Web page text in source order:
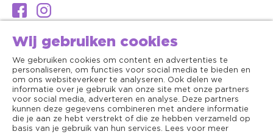
Wij gebruiken cookies
We gebruiken cookies om content en advertenties te
personaliseren, om functies voor social media te bieden en
om ons websiteverkeer te analyseren. Ook delen we
informatie over je gebruik van onze site met onze partners
voor social media, adverteren en analyse. Deze partners
kunnen deze gegevens combineren met andere informatie
die je aan ze hebt verstrekt of die ze hebben verzameld op
basis van je gebruik van hun services. Lees voor meer